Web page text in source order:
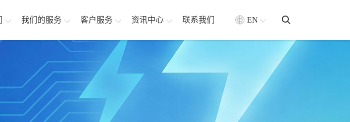
我们的服务 客户服务 资讯中心 联系我们 EN